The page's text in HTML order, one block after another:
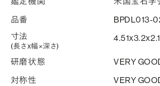
品番
BPDL013-
寸法
(長さx幅×深さ)
研磨状態
VERY
対称性
VERY